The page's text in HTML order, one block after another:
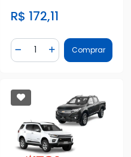
R$ 172,11
Diminuir Quantidade
Quantidade
AdicionarComprar